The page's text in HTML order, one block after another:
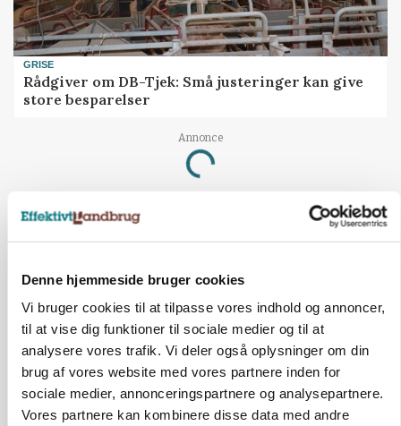
Denne hjemmeside bruger cookies
Vi bruger cookies til at tilpasse vores indhold og annoncer,
til at vise dig funktioner til sociale medier og til at
analysere vores trafik. Vi deler også oplysninger om din
brug af vores website med vores partnere inden for
sociale medier, annonceringspartnere og analysepartnere.
Vores partnere kan kombinere disse data med andre
GRISE
Rådgiver om DB-Tjek: Små justeringer kan give
store besparelser
Annonce
Loading...